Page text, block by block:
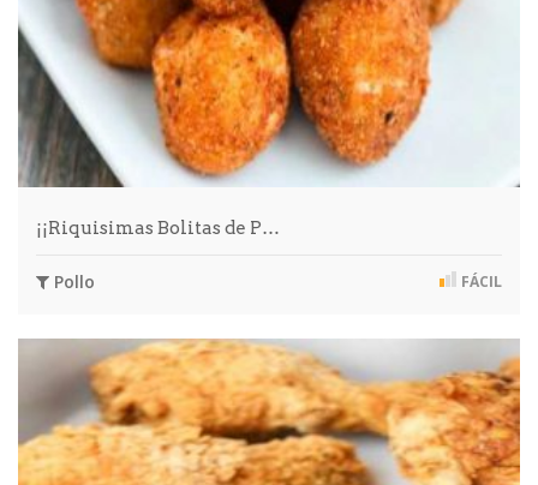
¡¡Riquisimas Bolitas de P…
Pollo FÁCIL